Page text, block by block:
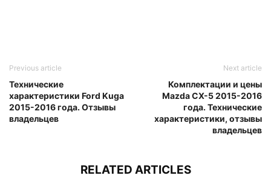
Previous article
Технические
характеристики Ford Kuga
2015-2016 года. Отзывы
владельцев
Next article
Комплектации и цены
Mazda CX-5 2015-2016
года. Технические
характеристики, отзывы
владельцев
RELATED ARTICLES